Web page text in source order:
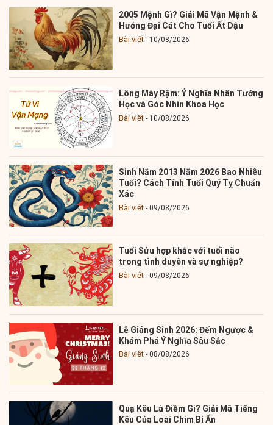
2005 Mệnh Gì? Giải Mã Vận Mệnh &
Hướng Đại Cát Cho Tuổi Ất Dậu
Bài viết 10/08/2026
Lông Mày Rậm: Ý Nghĩa Nhân Tướng
Học và Góc Nhìn Khoa Học
Bài viết 10/08/2026
Sinh Năm 2013 Năm 2026 Bao Nhiêu
Tuổi? Cách Tính Tuổi Quý Tỵ Chuẩn
Xác
Bài viết 09/08/2026
Tuổi Sửu hợp khắc với tuổi nào
trong tình duyên và sự nghiệp?
Bài viết 09/08/2026
Lễ Giáng Sinh 2026: Đếm Ngược &
Khám Phá Ý Nghĩa Sâu Sắc
Bài viết 08/08/2026
Quạ Kêu Là Điềm Gì? Giải Mã Tiếng
Kêu Của Loài Chim Bí Ẩn